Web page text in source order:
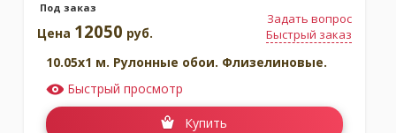
Под заказ
Задать вопрос
Быстрый заказ
Цена 12050 руб.
10.05x1 м. Рулонные обои. Флизелиновые.
Быстрый просмотр
Купить